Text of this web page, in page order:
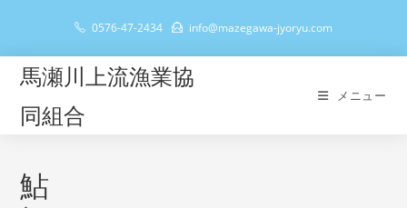
テ
0576-47-2434 info@mazegawa-jyoryu.com
馬瀬川上流漁業協
同組合
メニュー
鮎